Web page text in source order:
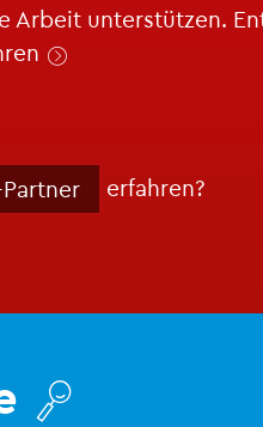
Ar­beit un­ter­stüt­zen.

er­fah­ren?
